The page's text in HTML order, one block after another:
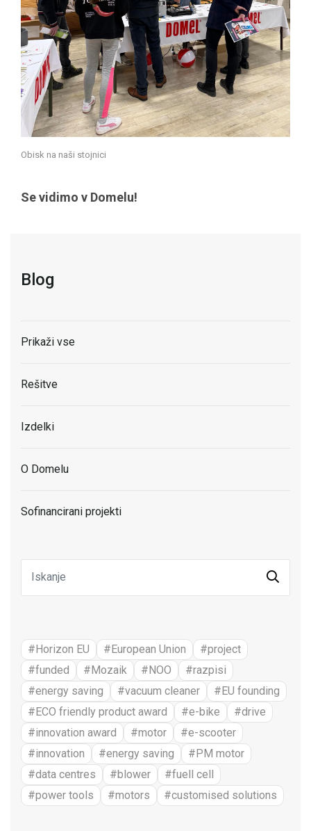
Obisk na naši stojnici​​​​​
Se vidimo v Domelu!
Blog
Prikaži vse
Rešitve
Izdelki
O Domelu
Sofinancirani projekti
#Horizon EU #European Union
#project
#funded
#Mozaik #NOO
#razpisi
#energy saving
#vacuum cleaner
#EU founding
#ECO friendly product award
#e-bike
#drive
#innovation award
#motor
#e-scooter
#innovation
#energy saving
#PM motor
#data centres
#blower
#fuell cell
#power tools
#motors #customised solutions